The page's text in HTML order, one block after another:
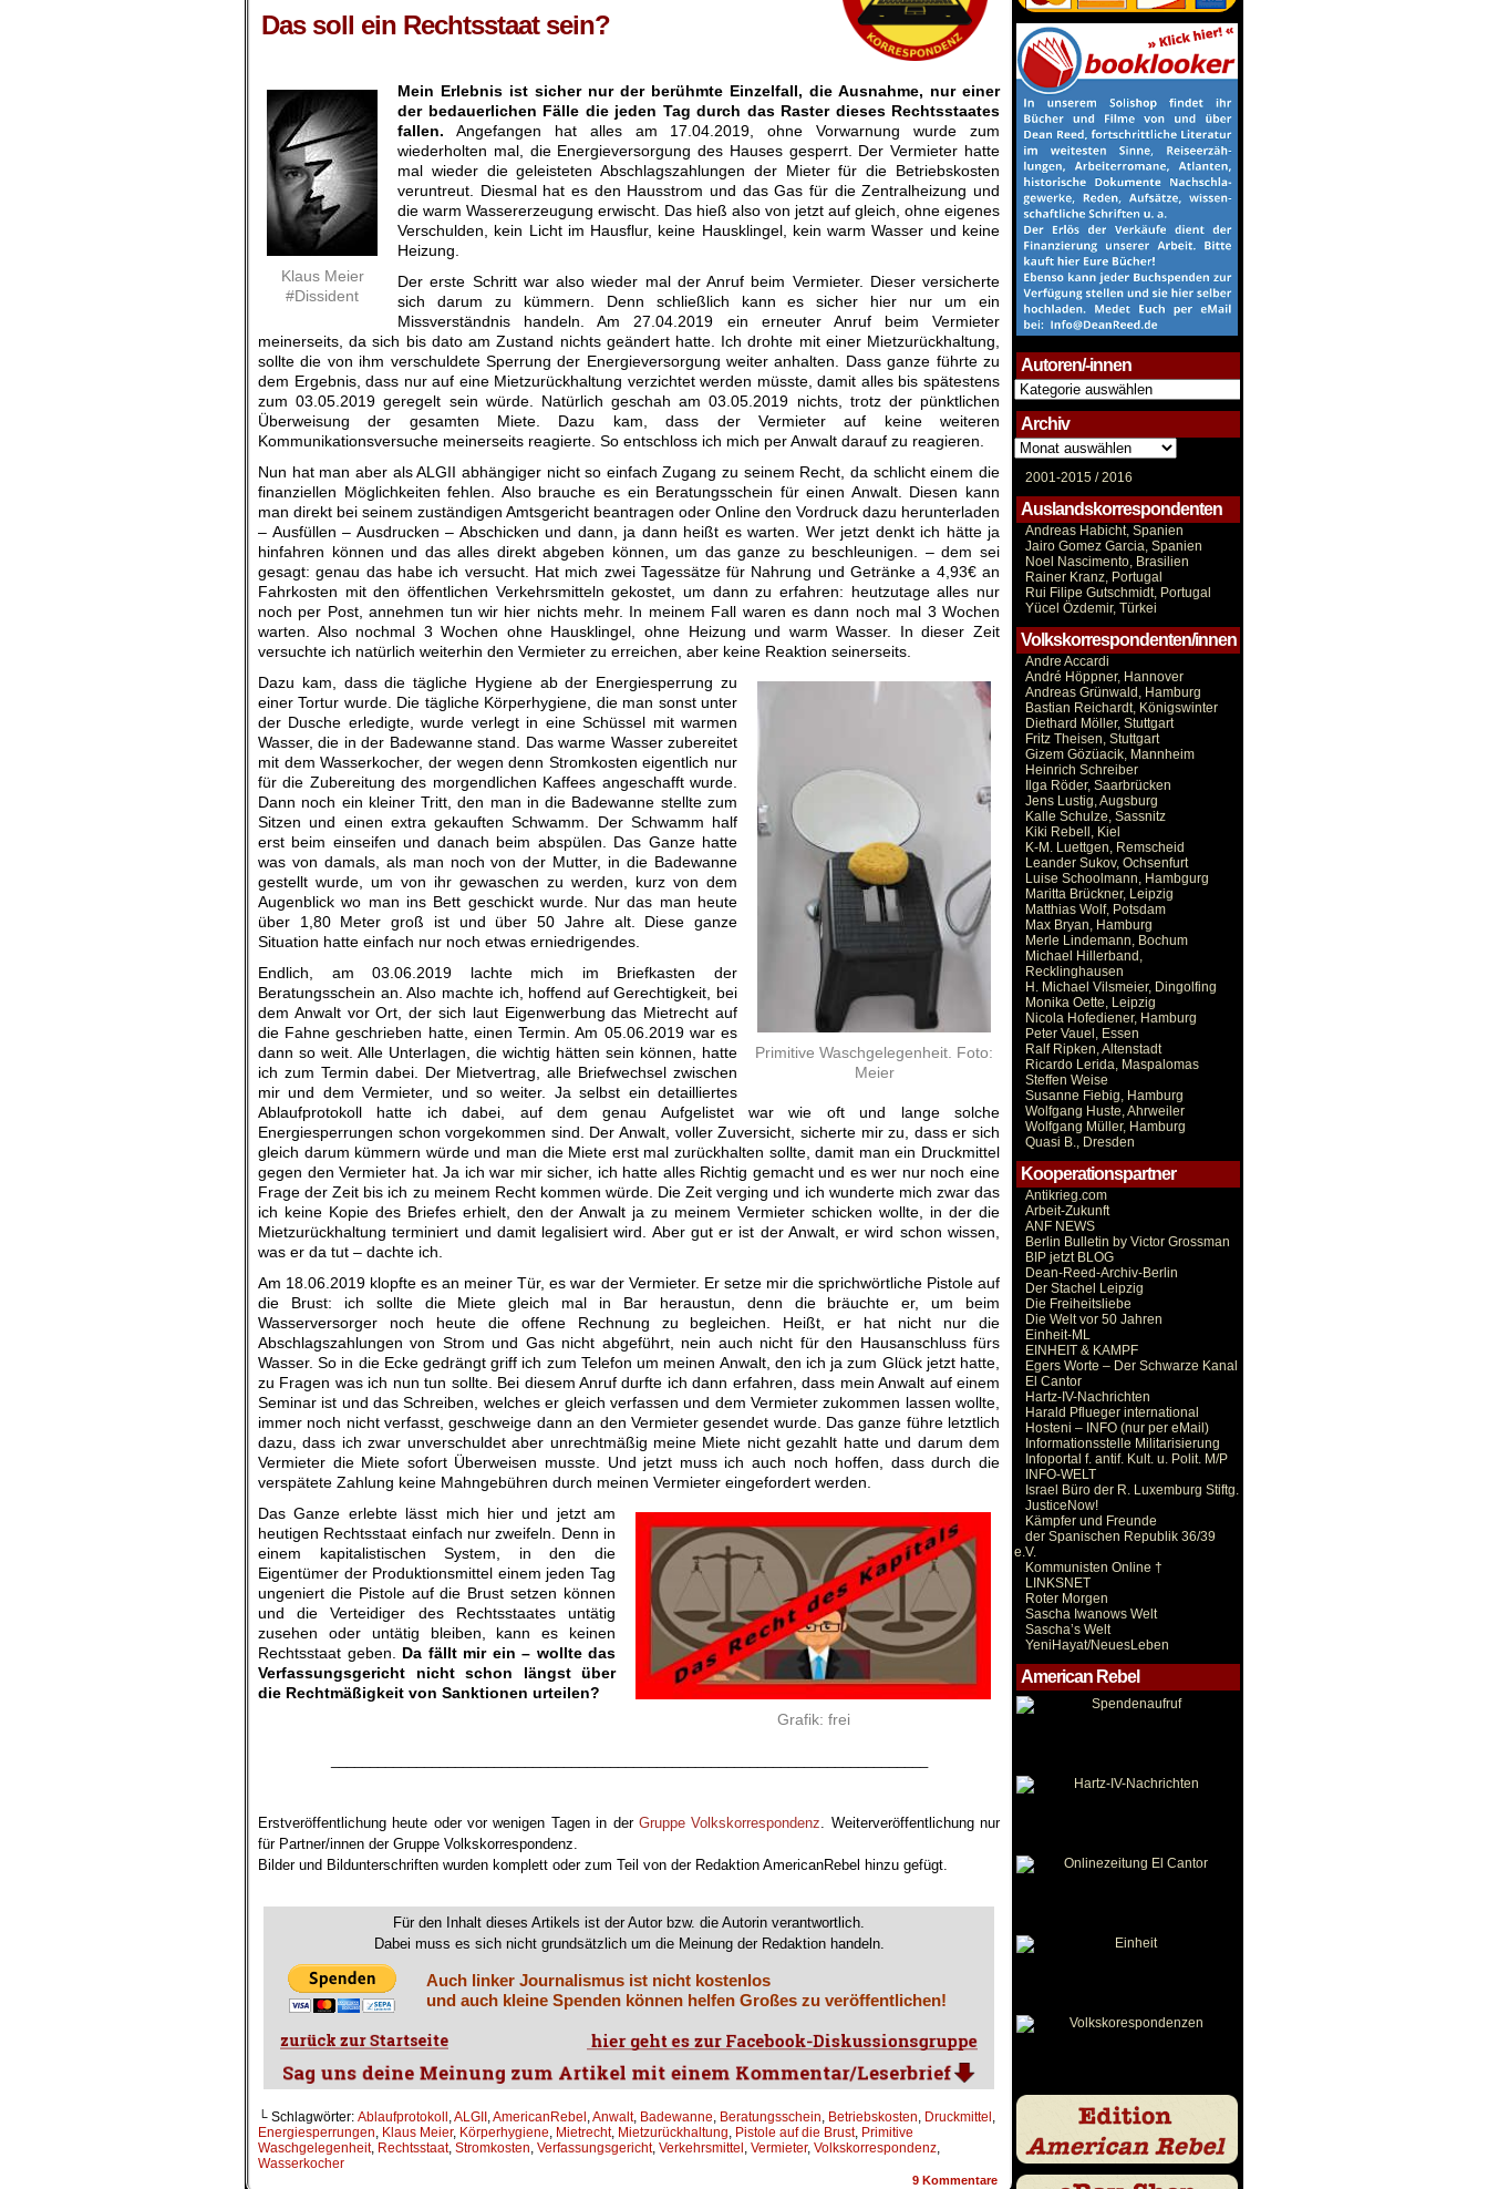
Das soll ein Rechtsstaat sein?
Klaus Meier
#Dissident
Mein Erlebnis ist sicher nur der berühmte Einzelfall, die Ausnahme, nur einer
der bedauerlichen Fälle die jeden Tag durch das Raster dieses Rechtsstaates
fallen. Angefangen hat alles am 17.04.2019, ohne Vorwarnung wurde zum
wiederholten mal, die Energieversorgung des Hauses gesperrt. Der Vermieter hatte
mal wieder die geleisteten Abschlagszahlungen der Mieter für die Betriebskosten
veruntreut. Diesmal hat es den Hausstrom und das Gas für die Zentralheizung und
die warm Wassererzeugung erwischt. Das hieß also von jetzt auf gleich, ohne eigenes
Verschulden, kein Licht im Hausflur, keine Hausklingel, kein warm Wasser und keine
Heizung.
Der erste Schritt war also wieder mal der Anruf beim Vermieter. Dieser versicherte
sich darum zu kümmern. Denn schließlich kann es sicher hier nur um ein
Missverständnis handeln. Am 27.04.2019 ein erneuter Anruf beim Vermieter
meinerseits, da sich bis dato am Zustand nichts geändert hatte. Ich drohte mit einer Mietzurückhaltung,
sollte die von ihm verschuldete Sperrung der Energieversorgung weiter anhalten. Dass ganze führte zu
dem Ergebnis, dass nur auf eine Mietzurückhaltung verzichtet werden müsste, damit alles bis spätestens
zum 03.05.2019 geregelt sein würde. Natürlich geschah am 03.05.2019 nichts, trotz der pünktlichen
Überweisung der gesamten Miete. Dazu kam, dass der Vermieter auf keine weiteren
Kommunikationsversuche meinerseits reagierte. So entschloss ich mich per Anwalt darauf zu reagieren.
Nun hat man aber als ALGII abhängiger nicht so einfach Zugang zu seinem Recht, da schlicht einem die
finanziellen Möglichkeiten fehlen. Also brauche es ein Beratungsschein für einen Anwalt. Diesen kann
man direkt bei seinem zuständigen Amtsgericht beantragen oder Online den Vordruck dazu herunterladen
– Ausfüllen – Ausdrucken – Abschicken und dann, ja dann heißt es warten. Wer jetzt denkt ich hätte ja
hinfahren können und das alles direkt abgeben können, um das ganze zu beschleunigen. – dem sei
gesagt: genau das habe ich versucht. Hat mich zwei Tagessätze für Nahrung und Getränke a 4,93€ an
Fahrkosten mit den öffentlichen Verkehrsmitteln gekostet, um dann zu erfahren: heutzutage alles nur
noch per Post, annehmen tun wir hier nichts mehr. In meinem Fall waren es dann noch mal 3 Wochen
warten. Also nochmal 3 Wochen ohne Hausklingel, ohne Heizung und warm Wasser. In dieser Zeit
versuchte ich natürlich weiterhin den Vermieter zu erreichen, aber keine Reaktion seinerseits.
Primitive Waschgelegenheit. Foto:
Meier
Dazu kam, dass die tägliche Hygiene ab der Energiesperrung zu
einer Tortur wurde. Die tägliche Körperhygiene, die man sonst unter
der Dusche erledigte, wurde verlegt in eine Schüssel mit warmen
Wasser, die in der Badewanne stand. Das warme Wasser zubereitet
mit dem Wasserkocher, der wegen denn Stromkosten eigentlich nur
für die Zubereitung des morgendlichen Kaffees angeschafft wurde.
Dann noch ein kleiner Tritt, den man in die Badewanne stellte zum
Sitzen und einen extra gekauften Schwamm. Der Schwamm half
erst beim einseifen und danach beim abspülen. Das Ganze hatte
was von damals, als man noch von der Mutter, in die Badewanne
gestellt wurde, um von ihr gewaschen zu werden, kurz von dem
Augenblick wo man ins Bett geschickt wurde. Nur das man heute
über 1,80 Meter groß ist und über 50 Jahre alt. Diese ganze
Situation hatte einfach nur noch etwas erniedrigendes.
Endlich, am 03.06.2019 lachte mich im Briefkasten der
Beratungsschein an. Also machte ich, hoffend auf Gerechtigkeit, bei
dem Anwalt vor Ort, der sich laut Eigenwerbung das Mietrecht auf
die Fahne geschrieben hatte, einen Termin. Am 05.06.2019 war es
dann so weit. Alle Unterlagen, die wichtig hätten sein können, hatte
ich zum Termin dabei. Der Mietvertrag, alle Briefwechsel zwischen
mir und dem Vermieter, und so weiter. Ja selbst ein detailliertes
Ablaufprotokoll hatte ich dabei, auf dem genau Aufgelistet war wie oft und lange solche
Energiesperrungen schon vorgekommen sind. Der Anwalt, voller Zuversicht, sicherte mir zu, dass er sich
gleich darum kümmern würde und man die Miete erst mal zurückhalten sollte, damit man ein Druckmittel
gegen den Vermieter hat. Ja ich war mir sicher, ich hatte alles Richtig gemacht und es wer nur noch eine
Frage der Zeit bis ich zu meinem Recht kommen würde. Die Zeit verging und ich wunderte mich zwar das
ich keine Kopie des Briefes erhielt, den der Anwalt ja zu meinem Vermieter schicken wollte, in der die
Mietzurückhaltung terminiert und damit legalisiert wird. Aber gut er ist der Anwalt, er wird schon wissen,
was er da tut – dachte ich.
Am 18.06.2019 klopfte es an meiner Tür, es war der Vermieter. Er setze mir die sprichwörtliche Pistole auf
die Brust: ich sollte die Miete gleich mal in Bar heraustun, denn die bräuchte er, um beim
Wasserversorger noch heute die offene Rechnung zu begleichen. Heißt, er hat nicht nur die
Abschlagszahlungen von Strom und Gas nicht abgeführt, nein auch nicht für den Hausanschluss fürs
Wasser. So in die Ecke gedrängt griff ich zum Telefon um meinen Anwalt, den ich ja zum Glück jetzt hatte,
zu Fragen was ich nun tun sollte. Bei diesem Anruf durfte ich dann erfahren, dass mein Anwalt auf einem
Seminar ist und das Schreiben, welches er gleich verfassen und dem Vermieter zukommen lassen wollte,
immer noch nicht verfasst, geschweige dann an den Vermieter gesendet wurde. Das ganze führe letztlich
dazu, dass ich zwar unverschuldet aber unrechtmäßig meine Miete nicht gezahlt hatte und darum dem
Vermieter die Miete sofort Überweisen musste. Und jetzt muss ich auch noch hoffen, dass durch die
verspätete Zahlung keine Mahngebühren durch meinen Vermieter eingefordert werden.
Grafik: frei
Das Ganze erlebte lässt mich hier und jetzt am
heutigen Rechtsstaat einfach nur zweifeln. Denn in
einem kapitalistischen System, in den die
Eigentümer der Produktionsmittel einem jeden Tag
ungeniert die Pistole auf die Brust setzen können
und die Verteidiger des Rechtsstaates untätig
zusehen oder untätig bleiben, kann es keinen
Rechtsstaat geben. Da fällt mir ein – wollte das
Verfassungsgericht nicht schon längst über
die Rechtmäßigkeit von Sanktionen urteilen?
Erstveröffentlichung heute oder vor wenigen Tagen in der Gruppe Volkskorrespondenz. Weiterveröffentlichung nur
für Partner/innen der Gruppe Volkskorrespondenz.
Bilder und Bildunterschriften wurden komplett oder zum Teil von der Redaktion AmericanRebel hinzu gefügt.
Für den Inhalt dieses Artikels ist der Autor bzw. die Autorin verantwortlich.
Dabei muss es sich nicht grundsätzlich um die Meinung der Redaktion handeln.
Auch linker Journalismus ist nicht kostenlos
und auch kleine Spenden können helfen Großes zu veröffentlichen!
└ Schlagwörter: Ablaufprotokoll ,ALGII ,AmericanRebel ,Anwalt, Badewanne, Beratungsschein, Betriebskosten, Druckmittel ,
Energiesperrungen, Klaus Meier, Körperhygiene, Mietrecht, Mietzurückhaltung, Pistole auf die Brust, Primitive
Waschgelegenheit, Rechtsstaat, Stromkosten, Verfassungsgericht, Verkehrsmittel , Vermieter, Volkskorrespondenz,
Wasserkocher
9 Kommentare
Autoren/-innen
Autoren/-
innen
Archiv
Archiv
2001-2015 /2016
Auslandskorrespondenten
Andreas Habicht, Spanien
Jairo Gomez Garcia, Spanien
Noel Nascimento, Brasilien
Rainer Kranz, Portugal
Rui Filipe Gutschmidt, Portugal
Yücel Özdemir, Türkei
Volkskorrespondenten/innen
Andre Accardi
André Höppner, Hannover
Andreas Grünwald, Hamburg
Bastian Reichardt, Königswinter
Diethard Möller, Stuttgart
Fritz Theisen, Stuttgart
Gizem Gözüacik, Mannheim
Heinrich Schreiber
Ilga Röder, Saarbrücken
Jens Lustig, Augsburg
Kalle Schulze, Sassnitz
Kiki Rebell, Kiel
K-M. Luettgen, Remscheid
Leander Sukov, Ochsenfurt
Luise Schoolmann, Hambgurg
Maritta Brückner, Leipzig
Matthias Wolf, Potsdam
Max Bryan, Hamburg
Merle Lindemann, Bochum
Michael Hillerband,
Recklinghausen
H. Michael Vilsmeier, Dingolfing
Monika Oette, Leipzig
Nicola Hofediener, Hamburg
Peter Vauel, Essen
Ralf Ripken, Altenstadt
Ricardo Lerida, Maspalomas
Steffen Weise
Susanne Fiebig, Hamburg
Wolfgang Huste, Ahrweiler
Wolfgang Müller, Hamburg
Quasi B., Dresden
Kooperationspartner
Antikrieg.com
Arbeit-Zukunft
ANF NEWS
Berlin Bulletin by Victor Grossman
BIP jetzt BLOG
Dean-Reed-Archiv-Berlin
Der Stachel Leipzig
Die Freiheitsliebe
Die Welt vor 50 Jahren
Einheit-ML
EINHEIT & KAMPF
Egers Worte – Der Schwarze Kanal
El Cantor
Hartz-IV-Nachrichten
Harald Pflueger international
Hosteni – INFO (nur per eMail)
Informationsstelle Militarisierung
Infoportal f. antif. Kult. u. Polit. M/P
INFO-WELT
Israel Büro der R. Luxemburg Stiftg.
JusticeNow!
Kämpfer und Freunde
der Spanischen Republik 36/39
e.V.
Kommunisten Online †
LINKSNET
Roter Morgen
Sascha Iwanows Welt
Sascha’s Welt
YeniHayat/NeuesLeben
American Rebel